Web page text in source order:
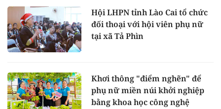
Hội LHPN tỉnh Lào Cai tổ chức
đối thoại với hội viên phụ nữ
tại xã Tả Phìn
Khơi thông "điểm nghẽn" để
phụ nữ miền núi khởi nghiệp
bằng khoa học công nghệ